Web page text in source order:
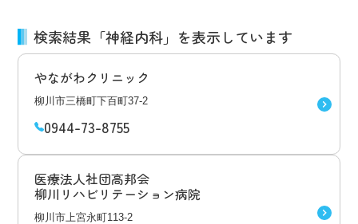
検索結果「神経内科」を表示しています
やながわクリニック
柳川市三橋町下百町37-2
0944-73-8755
医療法人社団高邦会
柳川リハビリテーション病院
柳川市上宮永町113-2